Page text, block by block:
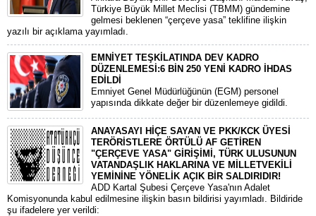
Türkiye Büyük Millet Meclisi (TBMM) gündemine
gelmesi beklenen “çerçeve yasa” teklifine ilişkin
yazılı bir açıklama yayımladı.
EMNİYET TEŞKİLATINDA DEV KADRO
DÜZENLEMESİ:6 BİN 250 YENİ KADRO İHDAS
EDİLDİ
​Emniyet Genel Müdürlüğünün (EGM) personel
yapısında dikkate değer bir düzenlemeye gidildi.
ANAYASAYI HİÇE SAYAN VE PKK/KCK ÜYESİ
TERÖRİSTLERE ÖRTÜLÜ AF GETİREN
"ÇERÇEVE YASA" GİRİŞİMİ, TÜRK ULUSUNUN
VATANDAŞLIK HAKLARINA VE MİLLETVEKİLİ
YEMİNİNE YÖNELİK AÇIK BİR SALDIRIDIR!
ADD Kartal Şubesi Çerçeve Yasa'nın Adalet
Komisyonunda kabul edilmesine ilişkin basın bildirisi yayımladı. Bildiride
şu ifadelere yer verildi: